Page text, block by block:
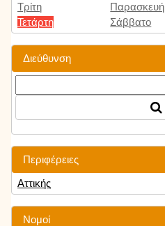
Τρίτη
Τετάρτη
Παρασκευή
Σάββατο
Διεύθυνση
Περιφέρειες
Αττικής
Νομοί